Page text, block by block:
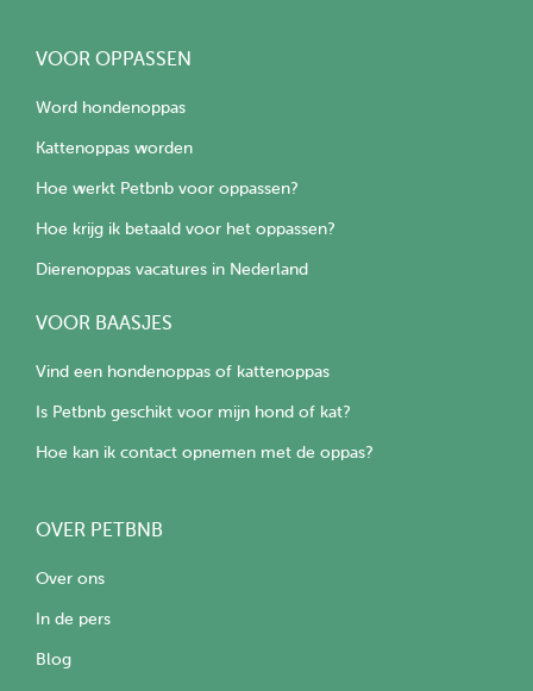
VOOR OPPASSEN
Word hondenoppas
Kattenoppas worden
Hoe werkt Petbnb voor oppassen?
Hoe krijg ik betaald voor het oppassen?
Dierenoppas vacatures in Nederland
VOOR BAASJES
Vind een hondenoppas of kattenoppas
Is Petbnb geschikt voor mijn hond of kat?
Hoe kan ik contact opnemen met de oppas?
OVER PETBNB
Over ons
In de pers
Blog